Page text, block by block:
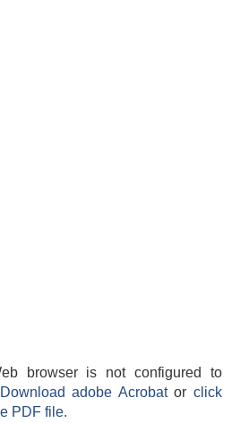
browser is not configured to
Download adobe Acrobatorclick
PDF file.